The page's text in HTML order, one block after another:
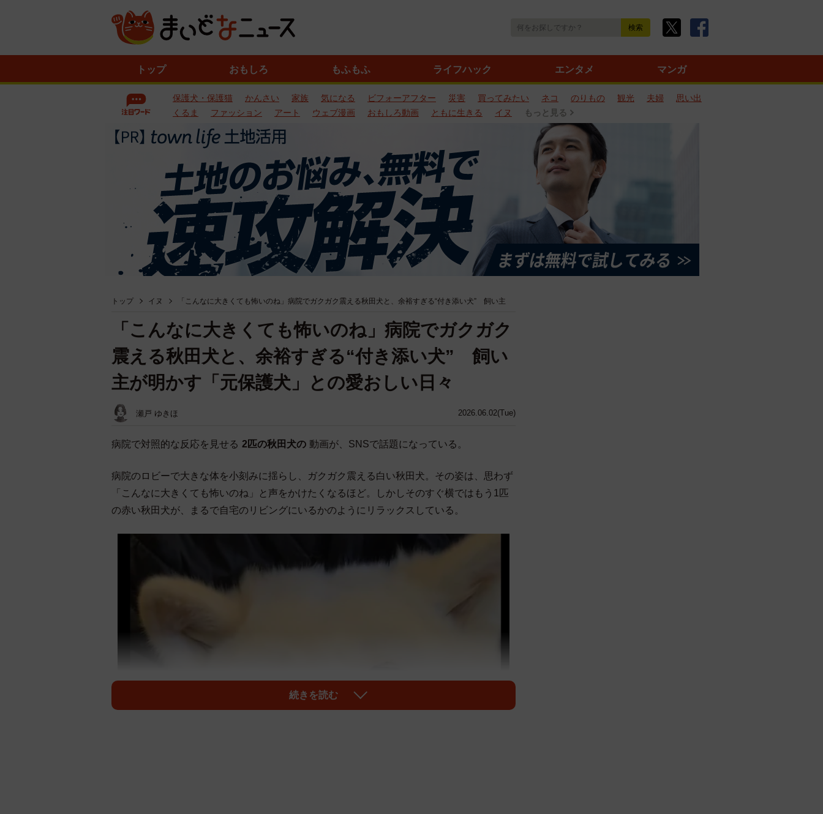
トップ おもしろ もふもふ ライフハック エンタメ マンガ
保護犬・保護猫 かんさい 家族 気になる ビフォーアフター 災害 買ってみたい ネコ のりもの 観光 夫婦
思い出
くるま
ファッション アート ウェブ漫画 おもしろ動画 ともに生きる イヌ もっと見る
トップ イヌ 「こんなに大きくても怖いのね」病院でガクガク震える秋田犬と、余裕すぎる“付き添い犬” 飼い主
2026.06.02(Tue)
「こんなに大きくても怖いのね」病院でガクガク
震える秋田犬と、余裕すぎる“付き添い犬” 飼い
主が明かす「元保護犬」との愛おしい日々
瀬戸 ゆきほ
病院で対照的な反応を見せる 2匹の秋田犬の 動画が、SNSで話題になっている。
病院のロビーで大きな体を小刻みに揺らし、ガクガク震える白い秋田犬。その姿は、思わず
「こんなに大きくても怖いのね」と声をかけたくなるほど。しかしそのすぐ横ではもう1匹
の赤い秋田犬が、まるで自宅のリビングにいるかのようにリラックスしている。
続きを読む